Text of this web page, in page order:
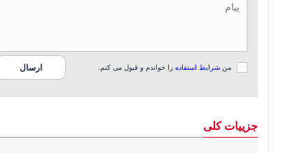
من شرایط استفاده را خواندم و قبول می کنم.
جزییات کلی